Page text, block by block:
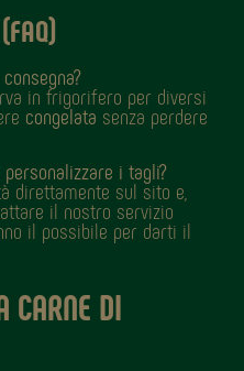
in frigorifero per diversi
congelata senza perdere
i tagli?
direttamente sul sito e,
il nostro servizio
il possibile per darti il
CARNE DI